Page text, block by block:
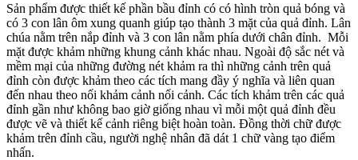
Sản phẩm được thiết kế phần bầu đỉnh có có hình tròn quả bóng và
có 3 con lân ôm xung quanh giúp tạo thành 3 mặt của quả đỉnh. Lân
chúa nằm trên nắp đỉnh và 3 con lân nằm phía dưới chân đỉnh. Mỗi
mặt được khảm những khung cảnh khác nhau. Ngoài độ sắc nét và
mềm mại của những đường nét khảm ra thì những cảnh trên quả
đỉnh còn được khảm theo các tích mang đầy ý nghĩa và liên quan
đến nhau theo nối khảm cảnh nối cảnh. Các tích khảm trên các quả
đỉnh gần như không bao giờ giống nhau vì mỗi một quả đỉnh đều
được vẽ và thiết kế cảnh riêng biệt hoàn toàn. Đồng thời chữ được
khảm trên đỉnh cầu, người nghệ nhân đã dát 1 chữ vàng tạo điểm
nhấn.